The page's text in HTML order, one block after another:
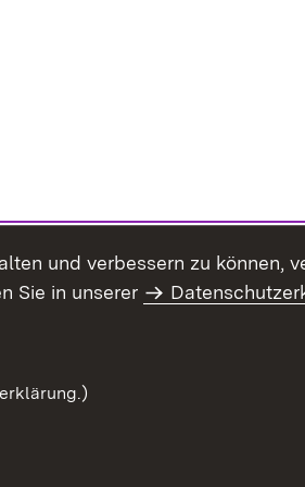
und verbessern zu können,
Sie in unserer